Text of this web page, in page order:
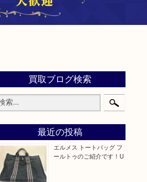
買取ブログ検索
最近の投稿
エルメス トートバッグ フ
ールトゥのご紹介です！U